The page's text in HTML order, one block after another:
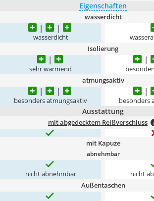
Eigenschaften
wasserdicht
wasserdicht
Isolierung
sehr wärmend
atmungsaktiv
besonders atmungsaktiv besonders
Ausstattung
mit abgedecktem Reißverschluss
mit Kapuze
abnehmbar
nicht abnehmbar nicht
Außentaschen